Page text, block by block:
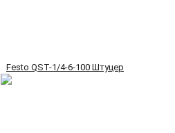
Festo QST-1/4-6-100 Штуцер